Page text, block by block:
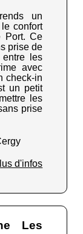
un
confort
Port. Ce
prise de
les
avec
check-in
un petit
les
prise
d'infos
Les